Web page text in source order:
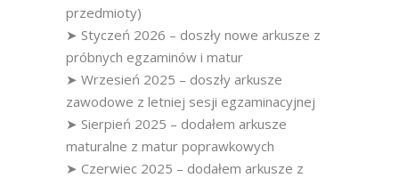
przedmioty)
➤ Styczeń 2026 – doszły nowe arkusze z
próbnych egzaminów i matur
➤ Wrzesień 2025 – doszły arkusze
zawodowe z letniej sesji egzaminacyjnej
➤ Sierpień 2025 – dodałem arkusze
maturalne z matur poprawkowych
➤ Czerwiec 2025 – dodałem arkusze z